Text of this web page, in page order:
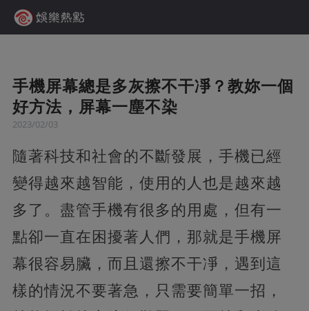
手機屏幕總是多灰擦不干凈？教妳一個
好方法，屏幕一塵不染
2023/02/03
隨著科技和社會的不斷發展，手機已經
變得越來越智能，使用的人也是越來越
多了。盡管手機有很多的用處，但有一
點卻一直在困擾著人們，那就是手機屏
幕很容易臟，而且還擦不干凈，遇到這
樣的情況不要著急，只需要簡單一招，